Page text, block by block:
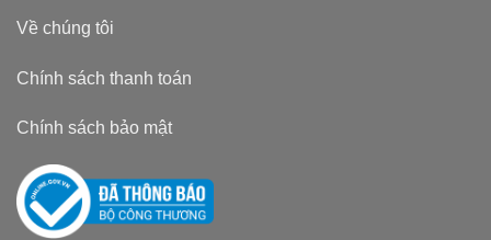
Về chúng tôi
Chính sách thanh toán
Chính sách bảo mật